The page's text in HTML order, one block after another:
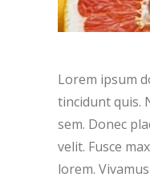
Lorem ipsum
tincidunt quis.
sem. Donec
velit. Fusce
lorem.